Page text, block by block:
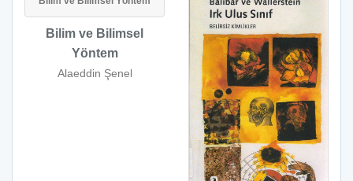
Bilim ve Bilimsel
Yöntem
Alaeddin Şenel